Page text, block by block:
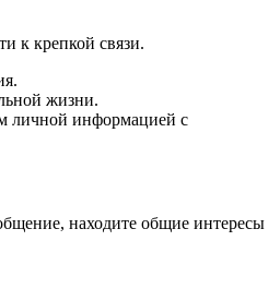
к крепкой связи.
жизни.
личной информацией с
находите общие интересы